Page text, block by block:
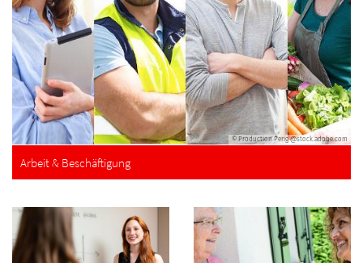
© Production Perig @stock.adobe.com
Arbeit & Beschäftigung